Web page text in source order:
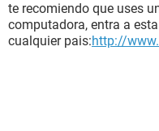
te recomiendo que uses
computadora, entra a
cualquier pais:http://